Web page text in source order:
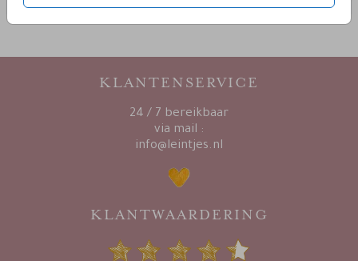
KLANTENSERVICE
24 / 7 bereikbaar
via mail :
info@leintjes.nl
KLANTWAARDERING